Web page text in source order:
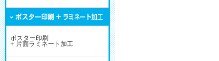
ポスター印刷
+ 片面ラミネート加工